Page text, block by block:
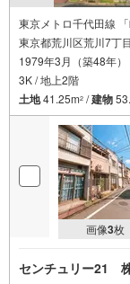
東京メトロ千代田線
東京都荒川区荒川7丁目
1979年3月（築48年）
3K / 地上2階
土地41.25m2 /建物
画像3枚
センチュリー21